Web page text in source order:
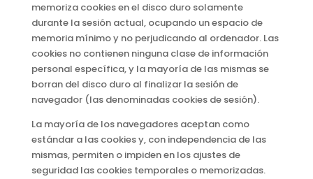
memoriza cookies en el disco duro solamente
durante la sesión actual, ocupando un espacio de
memoria mínimo y no perjudicando al ordenador. Las
cookies no contienen ninguna clase de información
personal específica, y la mayoría de las mismas se
borran del disco duro al finalizar la sesión de
navegador (las denominadas cookies de sesión).
La mayoría de los navegadores aceptan como
estándar a las cookies y, con independencia de las
mismas, permiten o impiden en los ajustes de
seguridad las cookies temporales o memorizadas.